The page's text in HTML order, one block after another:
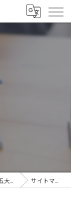
サイトマップ